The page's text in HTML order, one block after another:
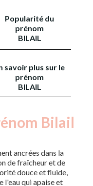
Popularité du
prénom
BILAIL
savoir plus sur le
prénom
BILAIL
Bilail
ancrées dans la
de fraîcheur et de
douce et fluide,
l'eau qui apaise et